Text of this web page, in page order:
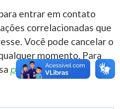
entrar em contato
correlacionadas que
Você pode cancelar o
momento. Para
política de